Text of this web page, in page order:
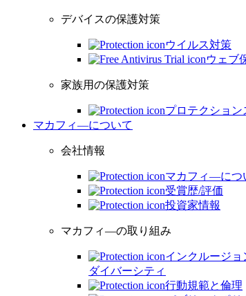
デバイスの保護対策
ウイルス対策
ウェブ
家族用の保護対策
プロテクション
マカフィ―について
会社情報
マカフィ―につ
受賞歴/評価
投資家情報
マカフィ―の取り組み
インクルージョ
ダイバーシティ
行動規範と倫理